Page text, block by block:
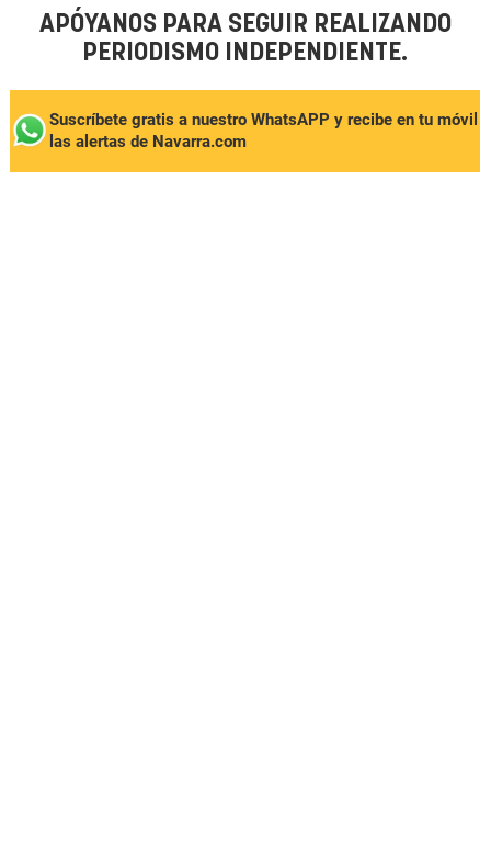
APÓYANOS PARA SEGUIR REALIZANDO
PERIODISMO INDEPENDIENTE.
Suscríbete gratis a nuestro WhatsAPP y recibe en tu móvil
las alertas de Navarra.com